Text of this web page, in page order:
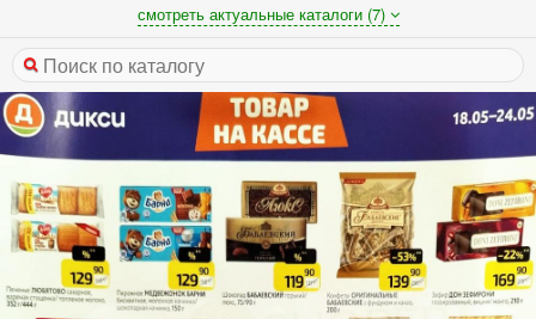
смотреть актуальные каталоги (7)